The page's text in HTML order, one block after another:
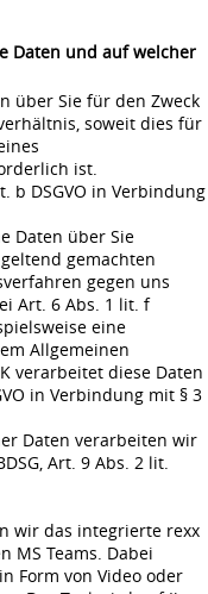
Daten und auf welcher
über Sie für den Zweck
soweit dies für
ist.
b DSGVO in Verbindung
Daten über Sie
gemachten
gegen uns
Art. 6 Abs. 1 lit. f
eine
Allgemeinen
verarbeitet diese Daten
in Verbindung mit § 3
Daten verarbeiten wir
Art. 9 Abs. 2 lit.
wir das integrierte rexx
MS Teams. Dabei
Form von Video oder